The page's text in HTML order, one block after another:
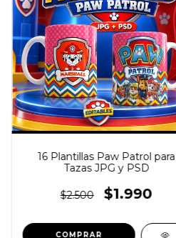
16 Plantillas Paw Patrol para
Tazas JPG y PSD
$2.500 $1.990